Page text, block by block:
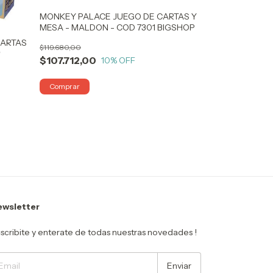
MONKEY PALACE JUEGO DE CARTAS Y
MESA - MALDON - COD 7301 BIGSHOP
$107.712,00
$119.680,00
10% OFF
y enterate de todas nuestras novedades !